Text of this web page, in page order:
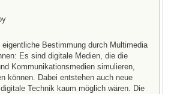
Bestimmung durch Multimedia
Es sind digitale Medien, die die
Kommunikationsmedien simulieren,
können. Dabei entstehen auch neue
Technik kaum möglich wären. Die